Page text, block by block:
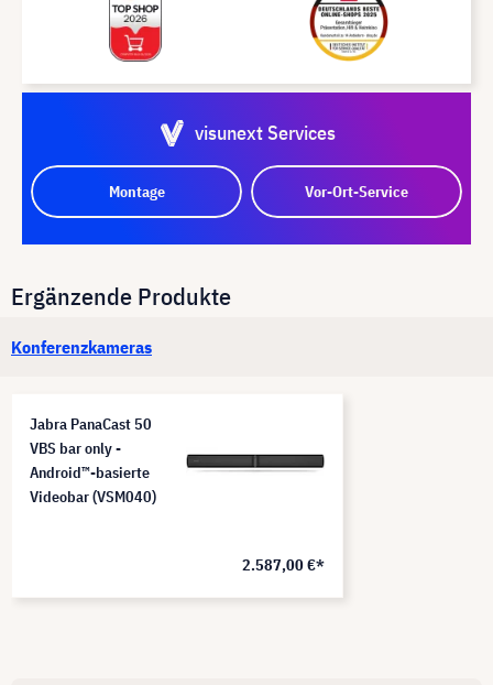
visunext Services
Montage Vor-Ort-Service
Ergänzende Produkte
Konferenzkameras
Jabra PanaCast 50
VBS bar only -
Android™-basierte
Videobar (VSM040)
2.587,00 €*